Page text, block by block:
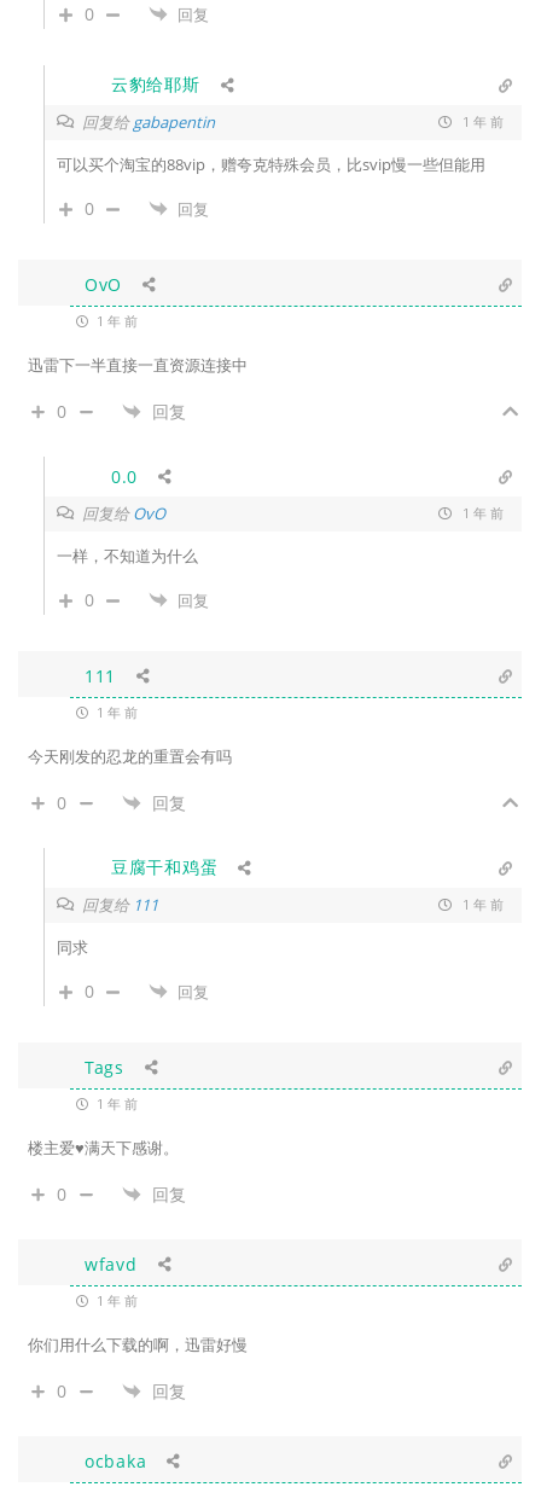
0 回复
云豹给耶斯
回复给gabapentin 1 年 前
可以买个淘宝的88vip，赠夸克特殊会员，比svip慢一些但能用
0 回复
OvO
1 年 前
迅雷下一半直接一直资源连接中
0 回复
0.0
回复给OvO 1 年 前
一样，不知道为什么
0 回复
111
1 年 前
今天刚发的忍龙的重置会有吗
0 回复
豆腐干和鸡蛋
回复给 111 1 年 前
同求
0 回复
Tags
1 年 前
楼主爱♥满天下感谢。
0 回复
wfavd
1 年 前
你们用什么下载的啊，迅雷好慢
0 回复
ocbaka